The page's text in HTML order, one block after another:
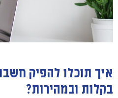
איך תוכלו להפיק
בקלות ובמהירות?